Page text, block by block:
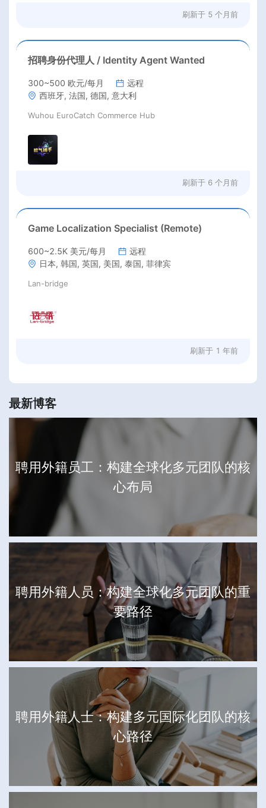
刷新于 5 个月前
招聘身份代理人 / Identity Agent Wanted
300~500 欧元/每月
远程
西班牙, 法国, 德国, 意大利
Wuhou EuroCatch Commerce Hub
刷新于 6 个月前
Game Localization Specialist (Remote)
600~2.5K 美元/每月
远程
日本, 韩国, 英国, 美国, 泰国, 菲律宾
Lan-bridge
刷新于 1 年前
最新博客
聘用外籍员工：构建全球化多元团队的核
心布局
聘用外籍人员：构建全球化多元团队的重
要路径
聘用外籍人士：构建多元国际化团队的核
心路径